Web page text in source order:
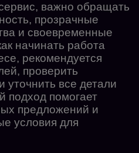
важно обращать
прозрачные
и своевременные
начинать работа
рекомендуется
проверить
уточнить все детали
подход помогает
предложений и
условия для